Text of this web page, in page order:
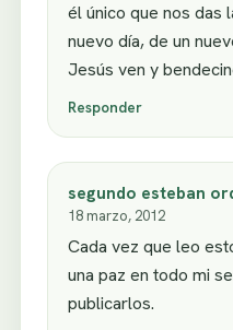
él único que nos das
nuevo día, de un
Jesús ven y
Responder
segundo esteban
18 marzo, 2012
Cada vez que leo
una paz en todo mi
publicarlos.